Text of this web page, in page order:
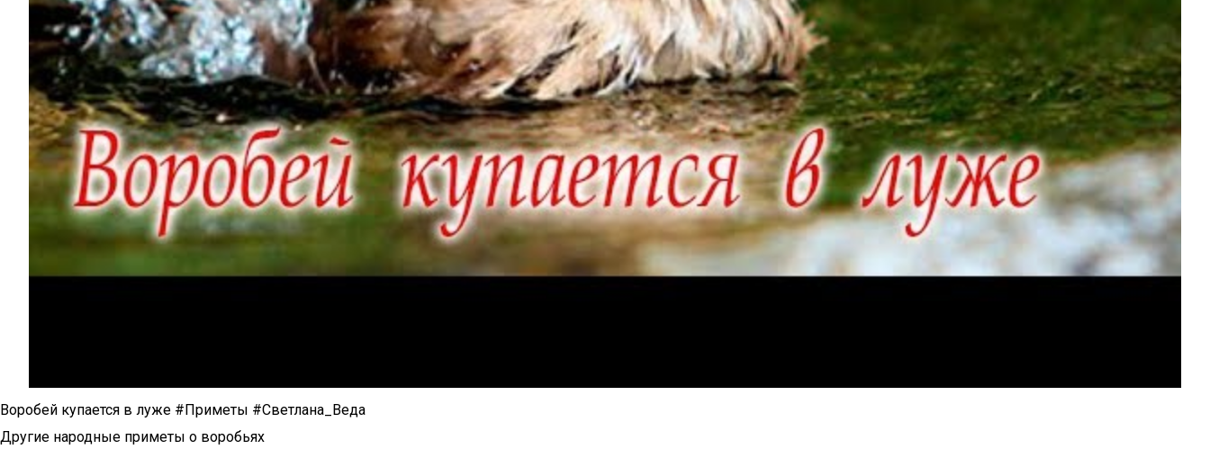
Воробей купается в луже #Приметы #Светлана_Веда
Другие народные приметы о воробьях